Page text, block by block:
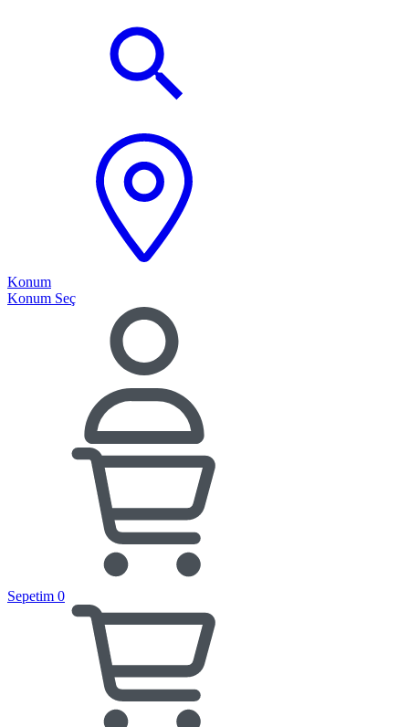
Konum
Konum Seç
Sepetim 0